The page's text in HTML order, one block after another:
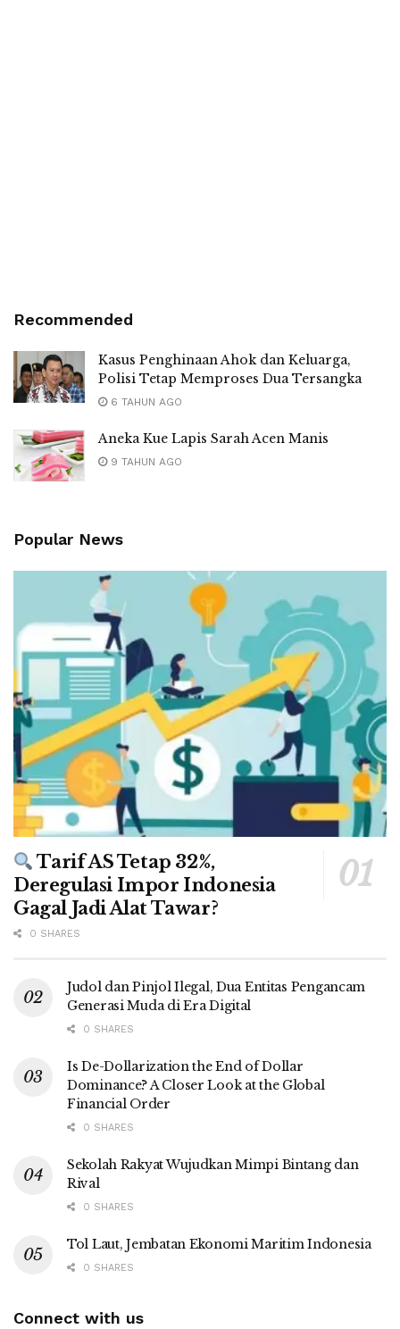
Recommended
Kasus Penghinaan Ahok dan Keluarga,
Polisi Tetap Memproses Dua Tersangka
6 TAHUN AGO
Aneka Kue Lapis Sarah Acen Manis
9 TAHUN AGO
Popular News
Tarif AS Tetap 32%,
Deregulasi Impor Indonesia
Gagal Jadi Alat Tawar?
0 SHARES
Judol dan Pinjol Ilegal, Dua Entitas Pengancam
Generasi Muda di Era Digital
0 SHARES
Is De-Dollarization the End of Dollar
Dominance? A Closer Look at the Global
Financial Order
0 SHARES
Sekolah Rakyat Wujudkan Mimpi Bintang dan
Rival
0 SHARES
Tol Laut, Jembatan Ekonomi Maritim Indonesia
0 SHARES
Connect with us